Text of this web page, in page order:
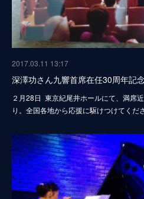
2017.03.11 13:17
深澤功さん九響首席在任30周年記
２月28日 東京紀尾井ホールにて、満席
り。全国各地から応援に駆けつけてく